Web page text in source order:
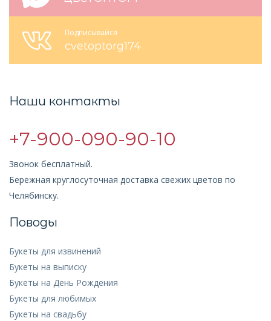
Подписывайся
cvetoptorg174
Наши контакты
+7-900-090-90-10
Звонок бесплатный.
Бережная круглосуточная доставка свежих цветов по
Челябинску.
Поводы
Букеты для извинений
Букеты на выписку
Букеты на День Рождения
Букеты для любимых
Букеты на свадьбу